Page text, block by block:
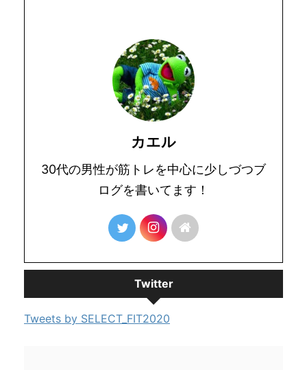
カエル
30代の男性が筋トレを中心に少しづつブ
ログを書いてます！
Twitter
Tweets by SELECT_FIT2020